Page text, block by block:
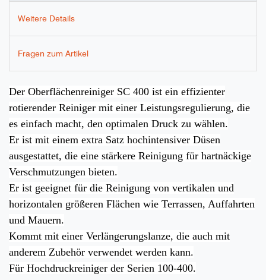
Weitere Details
Fragen zum Artikel
Der Oberflächenreiniger SC 400 ist ein effizienter
rotierender Reiniger mit einer Leistungsregulierung, die
es einfach macht, den optimalen Druck zu wählen.
Er ist mit einem extra Satz hochintensiver Düsen
ausgestattet, die eine stärkere Reinigung für hartnäckige
Verschmutzungen bieten.
Er ist geeignet für die Reinigung von vertikalen und
horizontalen größeren Flächen wie Terrassen, Auffahrten
und Mauern.
Kommt mit einer Verlängerungslanze, die auch mit
anderem Zubehör verwendet werden kann.
Für Hochdruckreiniger der Serien 100-400.